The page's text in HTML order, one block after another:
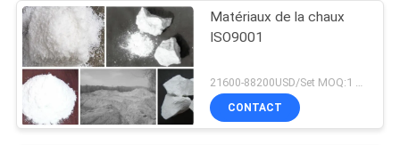
Matériaux de la chaux
ISO9001
CONTACT